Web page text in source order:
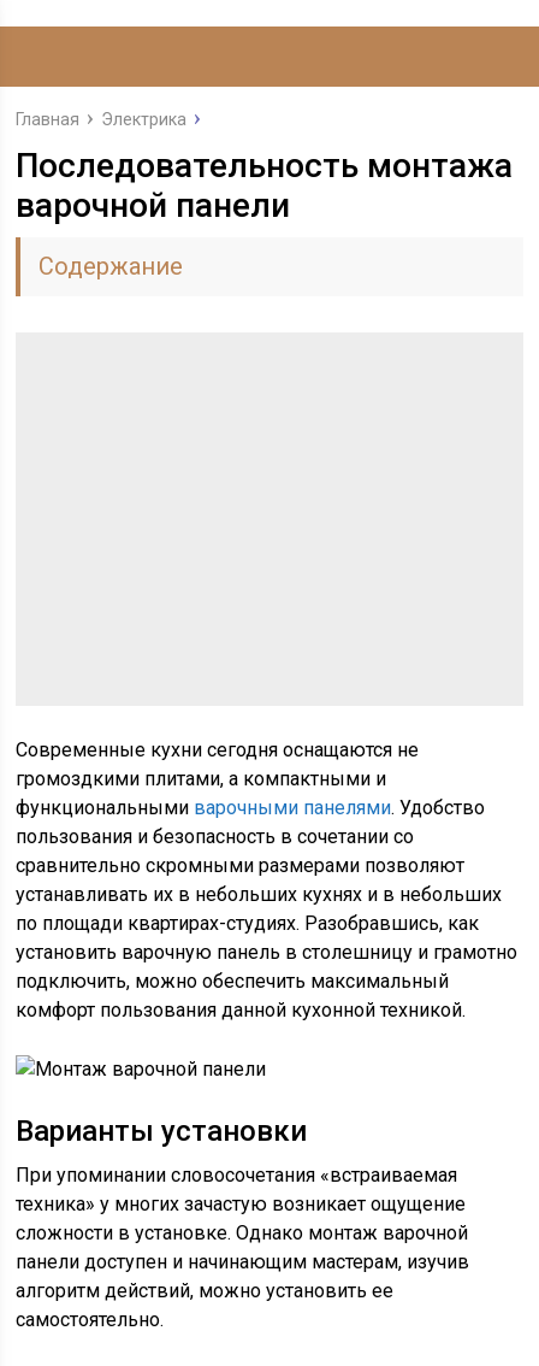
Главная Электрика
Последовательность монтажа
варочной панели
Содержание
Современные кухни сегодня оснащаются не
громоздкими плитами, а компактными и
функциональными варочными панелями. Удобство
пользования и безопасность в сочетании со
сравнительно скромными размерами позволяют
устанавливать их в небольших кухнях и в небольших
по площади квартирах-студиях. Разобравшись, как
установить варочную панель в столешницу и грамотно
подключить, можно обеспечить максимальный
комфорт пользования данной кухонной техникой.
Варианты установки
При упоминании словосочетания «встраиваемая
техника» у многих зачастую возникает ощущение
сложности в установке. Однако монтаж варочной
панели доступен и начинающим мастерам, изучив
алгоритм действий, можно установить ее
самостоятельно.